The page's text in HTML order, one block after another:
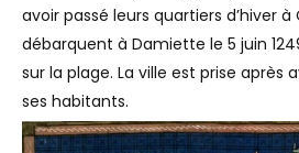
avoir passé leurs quartiers d’hiver à
débarquent à Damiette le 5 juin
sur la plage. La ville est prise après
ses habitants.